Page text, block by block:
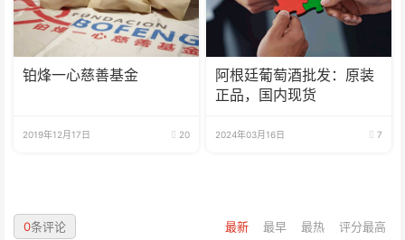
铂烽一心慈善基金
2019年12月17日 20
阿根廷葡萄酒批发：原装
正品，国内现货
2024年03月16日 7
最新 最早 最热 评分最高
0条评论